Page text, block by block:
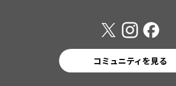
コミュニティを見る